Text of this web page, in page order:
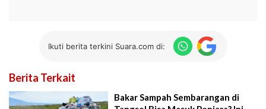
Ikuti berita terkini Suara.com di:
Berita Terkait
Bakar Sampah Sembarangan di